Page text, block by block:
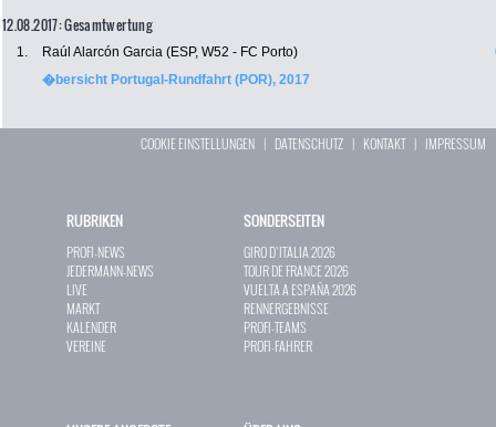
12.08.2017: Gesamtwertung
1. Raúl Alarcón Garcia (ESP, W52 - FC Porto)
�bersicht Portugal-Rundfahrt (POR), 2017
COOKIE EINSTELLUNGEN | DATENSCHUTZ | KONTAKT| IMPRESSUM
RUBRIKEN
PROFI-NEWS
JEDERMANN-NEWS
LIVE
MARKT
KALENDER
VEREINE
SONDERSEITEN
GIRO D`ITALIA 2026
TOUR DE FRANCE 2026
VUELTA A ESPAÑA 2026
RENNERGEBNISSE
PROFI-TEAMS
PROFI-FAHRER